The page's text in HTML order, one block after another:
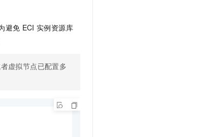
避免 ECI 实例资源库
虚拟节点已配置多